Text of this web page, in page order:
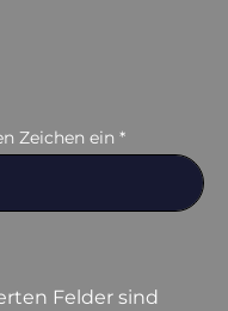
Zeichen ein *
Felder sind